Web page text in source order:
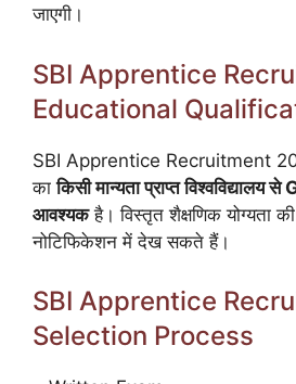
जाएगी।
SBI Apprentice
Educational
SBI Apprentice Recruitment
काकिसी मान्यता प्राप्त
आवश्यकहै। विस्तृत शैक्षणिक योग्यता
नोटिफिकेशन में देख सकते हैं।
SBI Apprentice
Selection Process